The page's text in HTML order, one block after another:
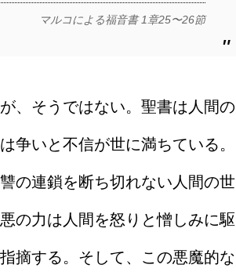
マルコによる福音書 1章25〜26節
、そうではない。聖書は人間の
争いと不信が世に満ちている。
の連鎖を断ち切れない人間の世
の力は人間を怒りと憎しみに駆
摘する。そして、この悪魔的な